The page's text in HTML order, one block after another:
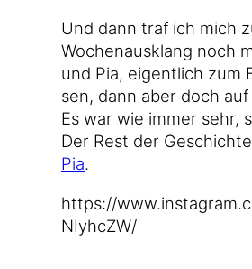
Und dann traf ich mich
Wochen­aus­klang noch
und Pia, eigent­lich zum
sen, dann aber doch
Es war wie immer sehr,
Der Rest der
Pia.
https://​
N​I​y​h​c​ZW/